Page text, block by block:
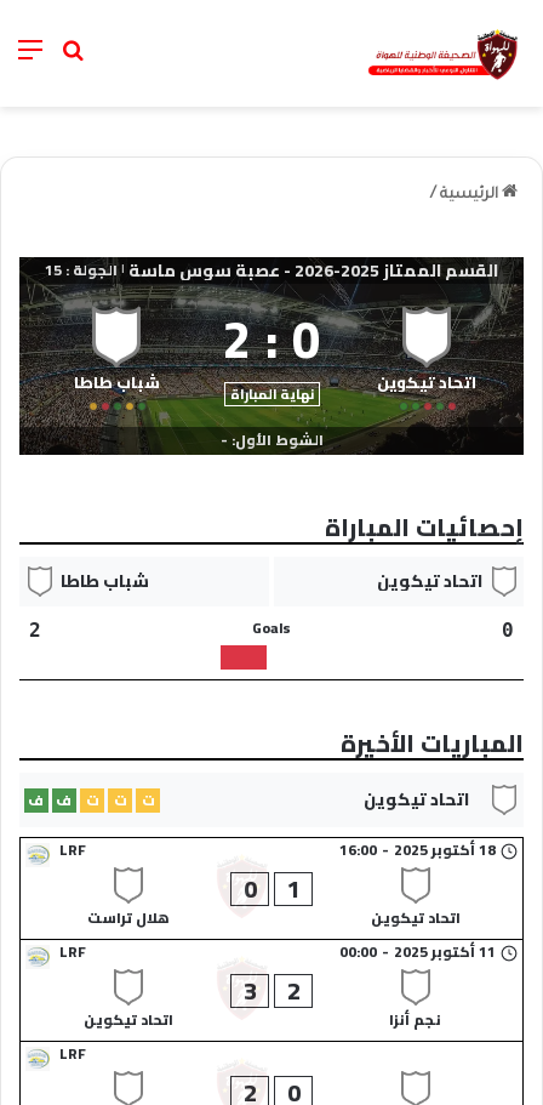
خانة
الرئيسية /
القسم الممتاز 2025-2026 - عصبة سوس ماسة | الجولة : 15
اتحاد تيكوين​ 0
:
2
نهاية المباراة شباب طاطا​
الشوط الأول: -
إحصائيات المباراة
اتحاد تيكوين​ شباب طاطا​
0
Goals
2
المباريات الأخيرة
اتحاد تيكوين​ ت ت ت ف ف
LRF
18 أكتوبر 2025 -
16:00
اتحاد تيكوين​
1
0
هلال تراست​
LRF
11 أكتوبر 2025 -
00:00
نجم أنزا​
2
3
اتحاد تيكوين​
LRF
0
2